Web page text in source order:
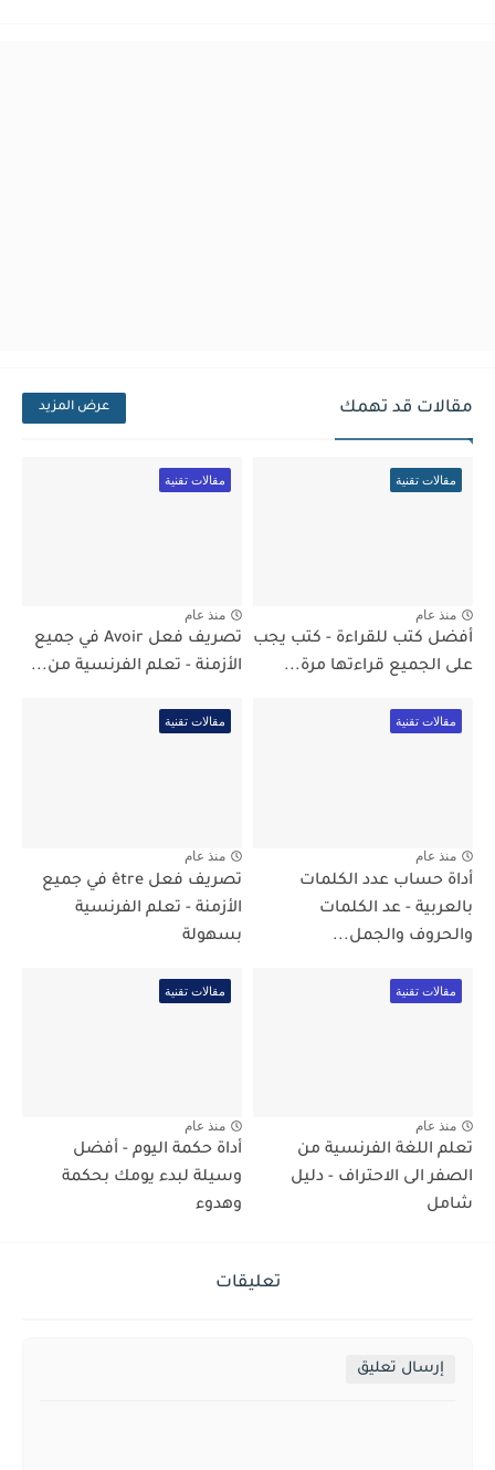
مقالات قد تهمك عرض المزيد
مقالات تقنية
منذ عام
أفضل كتب للقراءة - كتب يجب
على الجميع قراءتها مرة...
مقالات تقنية
منذ عام
تصريف فعل Avoir في جميع
الأزمنة - تعلم الفرنسية من...
مقالات تقنية
منذ عام
أداة حساب عدد الكلمات
بالعربية - عد الكلمات
والحروف والجمل...
مقالات تقنية
منذ عام
تصريف فعل être في جميع
الأزمنة - تعلم الفرنسية
بسهولة
مقالات تقنية
منذ عام
تعلم اللغة الفرنسية من
الصفر الى الاحتراف - دليل
شامل
مقالات تقنية
منذ عام
أداة حكمة اليوم - أفضل
وسيلة لبدء يومك بحكمة
وهدوء
تعليقات
إرسال تعليق